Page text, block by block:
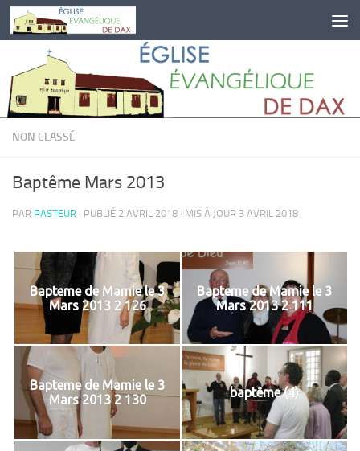
Skip to content
NON CLASSÉ
Baptême Mars 2013
PAR PASTEUR · PUBLIÉ 2 AVRIL 2018 · MIS À JOUR 3 AVRIL 2018
Bapteme de Mamie le 3
Mars 2013 2 126
Bapteme de Mamie le 3
Mars 2013 2 111
Bapteme de Mamie le 3
Mars 2013 2 130
baptême (4)